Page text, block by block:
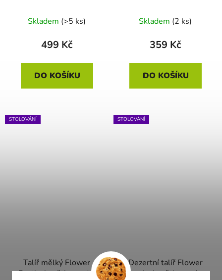
26.5cm
Skladem (>5 ks)
499 Kč
DO KOŠÍKU
Skladem (2 ks)
359 Kč
DO KOŠÍKU
STOLOVÁNÍ
Talíř mělký Flower
Festival světle modrá
STOLOVÁNÍ
Dezertní talíř Flower
Festival světle modrá